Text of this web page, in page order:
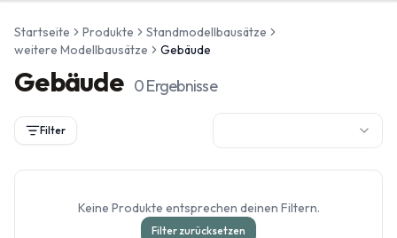
Startseite Produkte
Standmodellbausätze
weitere Modellbausätze
Gebäude
Gebäude 0Ergebnisse
Filter
Keine Produkte entsprechen deinen Filtern.
Filter zurücksetzen